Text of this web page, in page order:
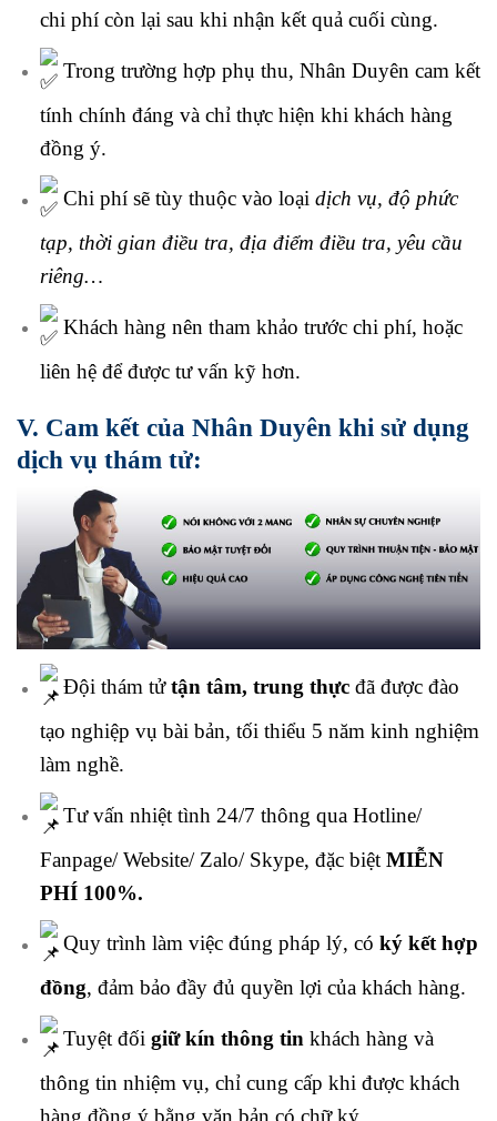
chi phí còn lại sau khi nhận kết quả cuối cùng.
Trong trường hợp phụ thu, Nhân Duyên cam kết
tính chính đáng và chỉ thực hiện khi khách hàng
đồng ý.
Chi phí sẽ tùy thuộc vào loại dịch vụ, độ phức
tạp, thời gian điều tra, địa điểm điều tra, yêu cầu
riêng…
Khách hàng nên tham khảo trước chi phí, hoặc
liên hệ để được tư vấn kỹ hơn.
V. Cam kết của Nhân Duyên khi sử dụng
dịch vụ thám tử:
Đội thám tửtận tâm, trung thựcđã được đào
tạo nghiệp vụ bài bản, tối thiểu 5 năm kinh nghiệm
làm nghề.
Tư vấn nhiệt tình 24/7 thông qua Hotline/
Fanpage/ Website/ Zalo/ Skype, đặc biệt MIỄN
PHÍ 100%.
Quy trình làm việc đúng pháp lý, có ký kết hợp
đồng, đảm bảo đầy đủ quyền lợi của khách hàng.
Tuyệt đối giữ kín thông tinkhách hàng và
thông tin nhiệm vụ, chỉ cung cấp khi được khách
hàng đồng ý bằng văn bản có chữ ký.